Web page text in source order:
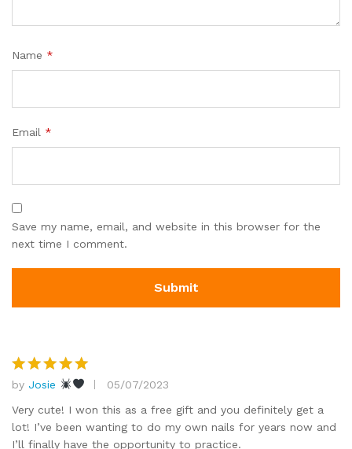
Name *
Email *
Save my name, email, and website in this browser for the
next time I comment.
Rated 5
out of 5
by Josie
05/07/2023
Very cute! I won this as a free gift and you definitely get a
lot! I’ve been wanting to do my own nails for years now and
I’ll finally have the opportunity to practice.